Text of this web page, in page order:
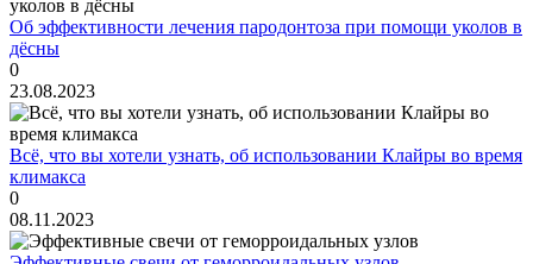
Об эффективности лечения пародонтоза при помощи уколов в
дёсны
0
23.08.2023
Всё, что вы хотели узнать, об использовании Клайры во время
климакса
0
08.11.2023